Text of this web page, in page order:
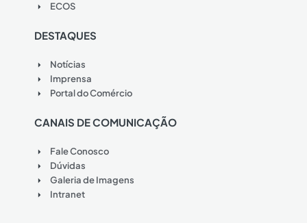
ECOS
DESTAQUES
Notícias
Imprensa
Portal do Comércio
CANAIS DE COMUNICAÇÃO
Fale Conosco
Dúvidas
Galeria de Imagens
Intranet